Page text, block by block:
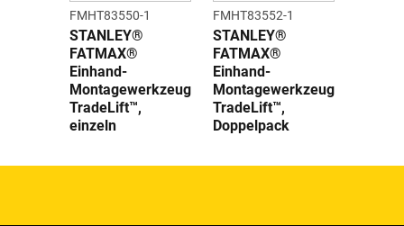
FMHT83550-1
STANLEY®
FATMAX®
Einhand-
Montagewerkzeug
TradeLift™,
einzeln
FMHT83552-1
STANLEY®
FATMAX®
Einhand-
Montagewerkzeug
TradeLift™,
Doppelpack